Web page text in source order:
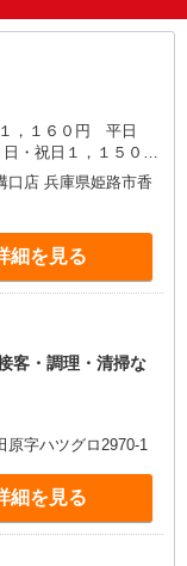
１６０円 平日
・祝日１，１５０
店 兵庫県姫路市香
細を見る
客・調理・清掃な
原字ハツグロ2970-1
細を見る